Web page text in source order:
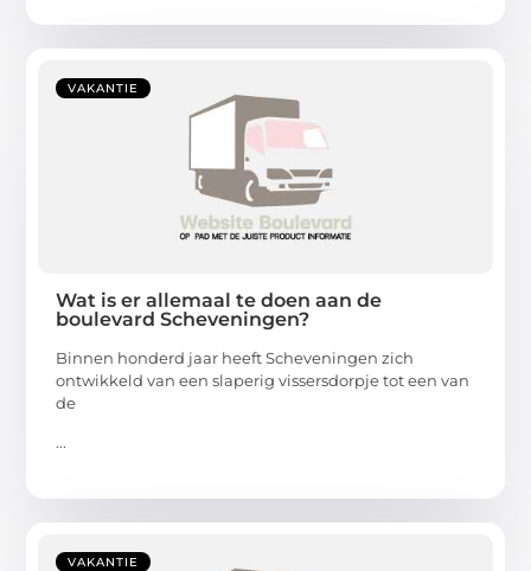
VAKANTIE
Wat is er allemaal te doen aan de
boulevard Scheveningen?
Binnen honderd jaar heeft Scheveningen zich
ontwikkeld van een slaperig vissersdorpje tot een van
de
...
VAKANTIE